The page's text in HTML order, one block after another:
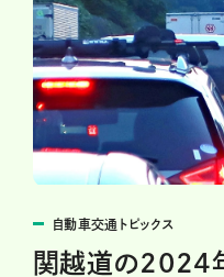
自動車交通トピックス
関越道の2024